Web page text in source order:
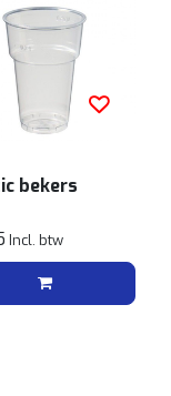
bekers
Incl. btw